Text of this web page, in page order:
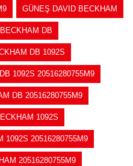
GÜNEŞ DAVID BECKHAM
DB
DB 1092S
1092S 20516280755M9
DB 20516280755M9
1092S
1092S 20516280755M9
20516280755M9